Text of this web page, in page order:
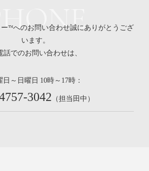
™へのお問い合わせ誠にありがとうござ
います。
話でのお問い合わせは、
日～日曜日 10時～ 17時：
3042 （担当田中）